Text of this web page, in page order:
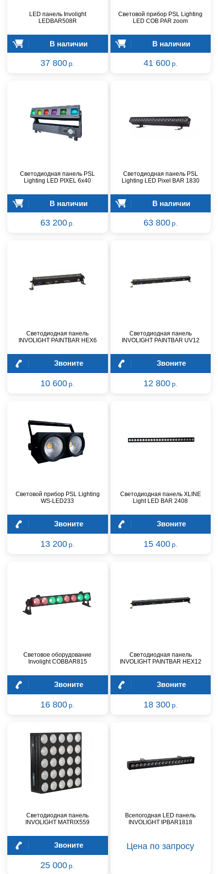
LED панель Involight
LEDBAR508R
В наличии
37 800 р.
Световой прибор PSL Lighting
LED COB PAR zoom
В наличии
41 600 р.
Светодиодная панель PSL
Lighting LED PIXEL 6x40
В наличии
63 200 р.
Светодиодная панель PSL
Lighting LED Pixel BAR 1830
В наличии
63 800 р.
Светодиодная панель
INVOLIGHT PAINTBAR HEX6
Звоните
10 600 р.
Светодиодная панель
INVOLIGHT PAINTBAR UV12
Звоните
12 800 р.
Световой прибор PSL Lighting
WS-LED233
Звоните
13 200 р.
Светодиодная панель XLINE
Light LED BAR 2408
Звоните
15 400 р.
Световое оборудование
Involight COBBAR815
Звоните
16 800 р.
Светодиодная панель
INVOLIGHT PAINTBAR HEX12
Звоните
18 300 р.
Светодиодная панель
INVOLIGHT MATRIX559
Звоните
25 000 р.
Всепогодная LED панель
INVOLIGHT IPBAR1818
Цена по запросу